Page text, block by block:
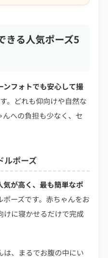
きる人気ポーズ5
ンフォトでも安心して撮
。どれも仰向けや自然な
への負担も少なく、セ
ルポーズ
気が高く、最も簡単なポ
ーズです。赤ちゃんをお
けに寝かせるだけで完成
は、まるでお腹の中にい